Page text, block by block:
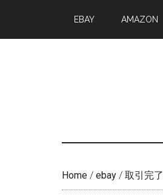
main
primary
EBAY AMAZON
Home / ebay / 取引完